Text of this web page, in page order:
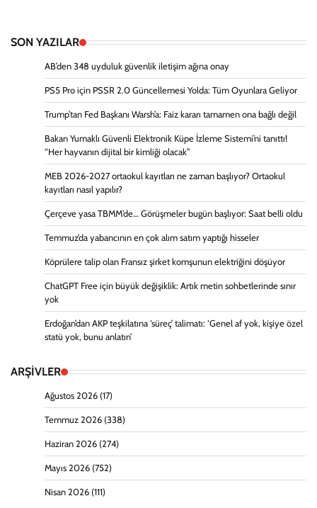
SON YAZILAR
AB’den 348 uyduluk güvenlik iletişim ağına onay
PS5 Pro için PSSR 2.0 Güncellemesi Yolda: Tüm Oyunlara Geliyor
Trump’tan Fed Başkanı Warsh’a: Faiz kararı tamamen ona bağlı değil
Bakan Yumaklı Güvenli Elektronik Küpe İzleme Sistemi’ni tanıttı!
“Her hayvanın dijital bir kimliği olacak”
MEB 2026-2027 ortaokul kayıtları ne zaman başlıyor? Ortaokul
kayıtları nasıl yapılır?
Çerçeve yasa TBMM’de… Görüşmeler bugün başlıyor: Saat belli oldu
Temmuz’da yabancının en çok alım satım yaptığı hisseler
Köprülere talip olan Fransız şirket komşunun elektriğini döşüyor
ChatGPT Free için büyük değişiklik: Artık metin sohbetlerinde sınır
yok
Erdoğan’dan AKP teşkilatına ‘süreç’ talimatı: ‘Genel af yok, kişiye özel
statü yok, bunu anlatın’
ARŞİVLER
Ağustos 2026 (17)
Temmuz 2026 (338)
Haziran 2026 (274)
Mayıs 2026 (752)
Nisan 2026 (111)